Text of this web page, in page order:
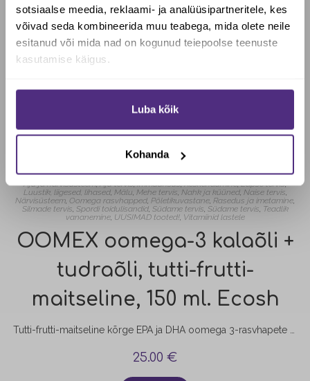
sotsiaalse meedia, reklaami- ja analüüsipartneritele, kes
võivad seda kombineerida muu teabega, mida olete neile
esitanud või mida nad on kogunud teiepoolse teenuste
kasutamise käigus.
Luba kõik
Kohanda
Aju ja närvisüsteem,Aju tervis,Immuunsus,Keskendumine,Lapse tervis,
Luustik, liigesed, lihased, Mälu, Mehe tervis, Nahk ja küüned, Naise tervis,
Närvisüsteem, Oomega rasvhapped, Põletikuvastane, Rasedus ja imetamine,
Silmade tervis, Spordi toidulisandid, Südame tervis, Südame tervis, Teadlik
vananemine, UUSIMAD tooted!, Vitamiinid lastele
OOMEX oomega-3 kalaõli +
tudraõli, tutti-frutti-
maitseline, 150 ml. Ecosh
Tutti-frutti-maitseline kõrge EPA ja DHA oomega 3-rasvhapete sisaldusega ning taimse õliga rikastatud kalaõli OOMEX aitab hoida igapäevast normaalset asendamatute rasvhapete sisaldust kehas. Toode sisaldab tutti-frutti lõhna- ja maitseainet, mis muudab selle meeldivamaks ja sobivamaks ka lastele. Oomega-3 rasvhapped on asendamatud rasvhapped, mida organism ise ei suuda sünteesida ja mida saab vaid toiduga. Parimaks oomega-3 allikaks on rasvased kalad nagu makrell,…
25.00 €
Soovid saada Biotheka e-poes
allahindlust?
Jah, soovin soodustust